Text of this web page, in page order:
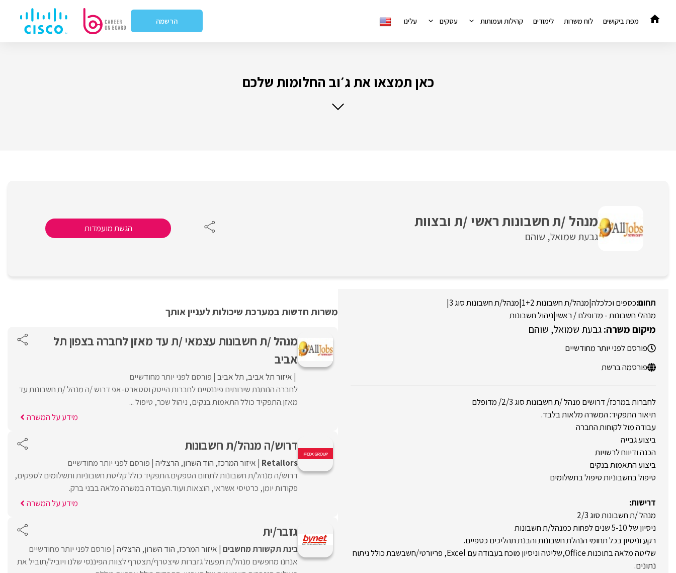
לתוכן
מפת ביקושים לוח משרות לימודים קהילות ועמותות עסקים עלינו הרשמה
כאן תמצאו את ג׳וב החלומות שלכם
מנהל /ת חשבונות ראשי /ת ובצוות
גבעת שמואל שוהם
הגשת מועמדות
כספים וכלכלה|מנהל/ת חשבונות 1+2 |מנהל/ת חשבונות סוג 3 |
מנהלי חשבונות - מדופלם / ראשי|ניהול חשבונות
גבעת שמואל שוהם
פורסם לפני יותר מחודשיים
פורסמה ברשת
לחברות במרכז/ דרושים מנהל /ת חשבונות סוג 2/3/ מדופלם
תיאור התפקיד: המשרה מלאות בלבד.
עבודה מול לקוחות החברה
ביצוע גבייה
הכנה ודיווח לרשויות
ביצוע התאמות בנקים
טיפול בחשבוניות טיפול בתשלומים
דרישות:
מנהל /ת חשבונות סוג 2/3
ניסיון של 5-10 שנים לפחות כמנהל/ת חשבונות
רקע וניסיון בכל תחומי הנהלת חשבונות והבנת תהליכים כספיים.
שליטה מלאה בתוכנות Office,שליטה וניסיון מוכח בעבודה עם Excel, פריורטי/חשבשבת כולל ניתוח
נתונים.
משרות חדשות במערכת שיכולות לעניין אותך
מנהל /ת חשבונות עצמאי /ת עד מאזן לחברה בצפון תל
אביב
איזור תל אביב תל אביב פורסם לפני יותר מחודשיים
לחברה הנותנת שירותים פיננסיים לחברות הייטק וסטארט-אפ דרוש /ה מנהל /ת חשבונות עד
מאזן.התפקיד כולל התאמות בנקים, ניהול שכר, טיפול ...
מידע על המשרה
דרוש/ה מנהל/ת חשבונות
Retailors איזור המרכז הוד השרון הרצליה פורסם לפני יותר מחודשיים
דרוש/ה מנהל/ת חשבונות לתחום הספקים.התפקיד כולל קליטת חשבוניות ותשלומים לספקים,
פקודות יומן, כרטיסי אשראי, הוצאות ועוד.העבודה במשרה מלאה בבני ברק.
מידע על המשרה
גזבר/ית
בינת תקשורת מחשבים איזור המרכז הוד השרון הרצליה פורסם לפני יותר מחודשיים
אנחנו מחפשים מנהל/ת תפעול גזברות שיצטרף/תצטרף לצוות הפיננסי שלנו ויוביל/תוביל את